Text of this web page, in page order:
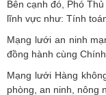
Bên cạnh đó, Phó
lĩnh vực như: Tính
Mạng lưới an ninh
đồng hành cùng
Mạng lưới Hàng
phòng, an ninh, nông